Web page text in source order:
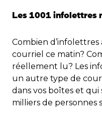
Les 1001 infolettres
Combien
courriel ce matin?
réellement lu? Les
un autre type de
dans vos boîtes et qui
milliers de personnes